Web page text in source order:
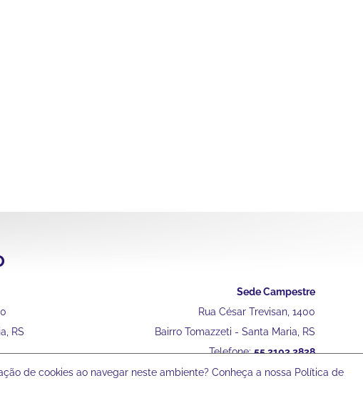
RS
Sede Campestre
Rua César Trevisan, 1400
Bairro Tomazzeti - Santa Maria, RS
Telefone:55 2103 2828
de cookies ao navegar neste ambiente? Conheça a nossa Política de